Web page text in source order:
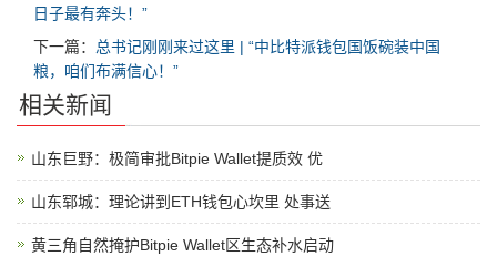
日子最有奔头！”
下一篇： 总书记刚刚来过这里 | “中比特派钱包国饭碗装中国
粮，咱们布满信心！”
相关新闻
山东巨野：极简审批Bitpie Wallet提质效 优
山东郓城：理论讲到ETH钱包心坎里 处事送
黄三角自然掩护Bitpie Wallet区生态补水启动